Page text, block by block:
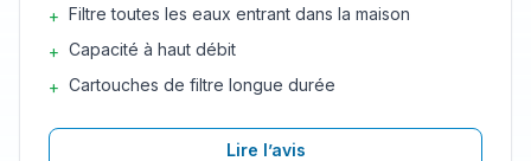
+ Filtre toutes les eaux entrant dans la maison
+ Capacité à haut débit
+ Cartouches de filtre longue durée
Lire l’avis